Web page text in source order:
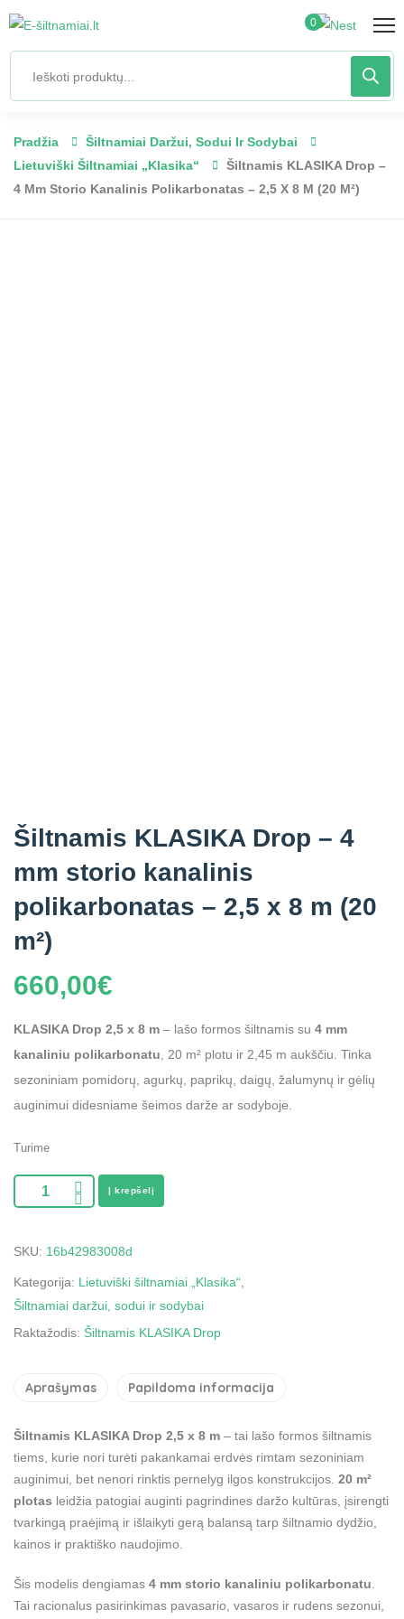
0
Pradžia
Šiltnamiai Daržui, Sodui Ir Sodybai
Lietuviški Šiltnamiai „Klasika“
Šiltnamis KLASIKA Drop –
4 Mm Storio Kanalinis Polikarbonatas – 2,5 X 8 M (20 M²)
Šiltnamis KLASIKA Drop – 4
mm storio kanalinis
polikarbonatas – 2,5 x 8 m (20
m²)
660,00€
KLASIKA Drop 2,5 x 8 m – lašo formos šiltnamis su 4 mm
kanaliniu polikarbonatu , 20 m² plotu ir 2,45 m aukščiu. Tinka
sezoniniam pomidorų, agurkų, paprikų, daigų, žalumynų ir gėlių
auginimui didesniame šeimos darže ar sodyboje.
Turime
Į krepšelį
SKU: 16b42983008d
Kategorija: Lietuviški šiltnamiai „Klasika“
Šiltnamiai daržui, sodui ir sodybai
Raktažodis: Šiltnamis KLASIKA Drop
Aprašymas Papildoma informacija
Šiltnamis KLASIKA Drop 2,5 x 8 m – tai lašo formos šiltnamis
tiems, kurie nori turėti pakankamai erdvės rimtam sezoniniam
auginimui, bet nenori rinktis pernelyg ilgos konstrukcijos. 20 m²
plotas leidžia patogiai auginti pagrindines daržo kultūras, įsirengti
tvarkingą praėjimą ir išlaikyti gerą balansą tarp šiltnamio dydžio,
kainos ir praktiško naudojimo.
Šis modelis dengiamas 4 mm storio kanaliniu polikarbonatu
Tai racionalus pasirinkimas pavasario, vasaros ir rudens sezonui,